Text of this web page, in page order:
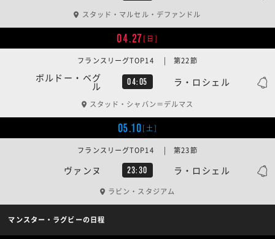
スタッド・マルセル・デファンドル
04.27[日]
ボルドー・ベグ
ル 04:05 ラ・ロシェル
フランスリーグTOP14 | 第22節
スタッド・シャバン＝デルマス
05.10[土]
ヴァンヌ 23:30 ラ・ロシェル
フランスリーグTOP14 | 第23節
ラビン・スタジアム
マンスター・ラグビーの日程